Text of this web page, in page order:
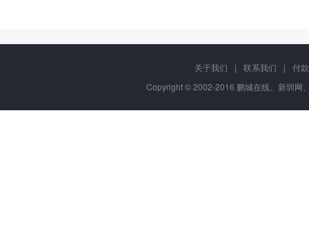
关于我们 | 联系我们 |
付
Copyright © 2002-2016 鹏城在线、新圳